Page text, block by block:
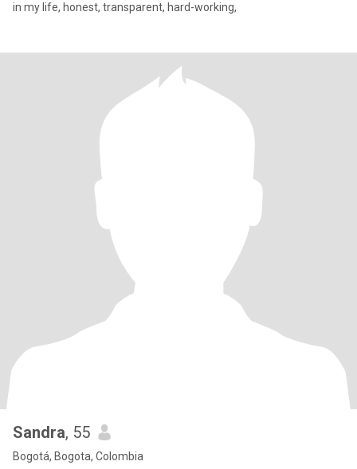
in my life, honest, transparent, hard-working,
Sandra, 55
Bogotá, Bogota, Colombia